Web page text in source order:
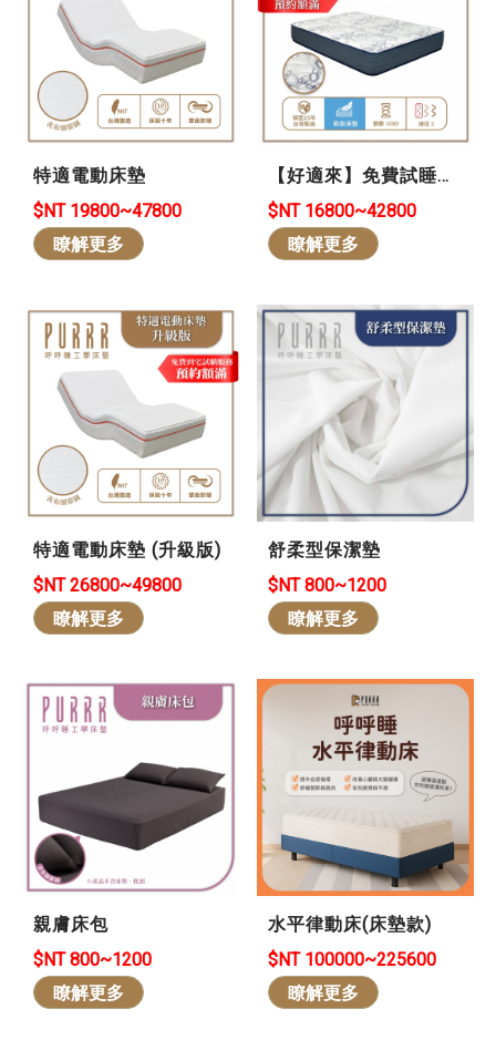
特適電動床墊
$NT 19800~47800
瞭解更多
【好適來】免費試睡
101晚 *買貴退差價 *可
退/換貨-石墨烯冬暖夏
涼❄️
$NT 16800~42800
瞭解更多
特適電動床墊 (升級版)
$NT 26800~49800
瞭解更多
舒柔型保潔墊
$NT 800~1200
瞭解更多
親膚床包
$NT 800~1200
瞭解更多
水平律動床(床墊款)
$NT 100000~225600
瞭解更多